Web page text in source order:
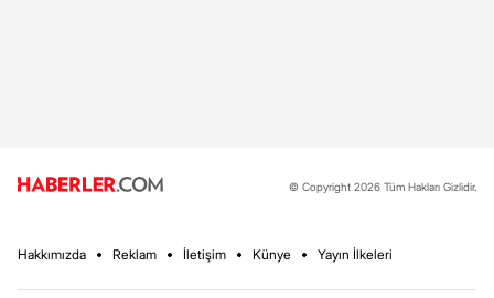
© Copyright 2026 Tüm Hakları Gizlidir.
Hakkımızda Reklam İletişim Künye Yayın İlkeleri